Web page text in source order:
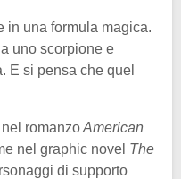
in una formula magica.
uno scorpione e
E si pensa che quel
romanzoAmerican
nel graphic novel The
di supporto